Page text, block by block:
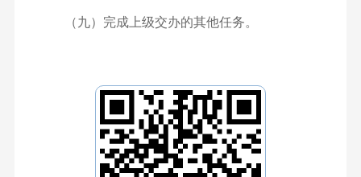
（九）完成上级交办的其他任务。